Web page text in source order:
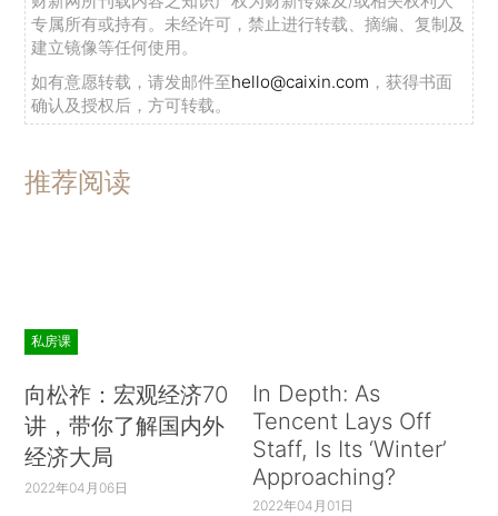
专属所有或持有。未经许可，禁止进行转载、摘编、复制及
建立镜像等任何使用。
如有意愿转载，请发邮件至hello@caixin.com ，获得书面
确认及授权后，方可转载。
推荐阅读
私房课
向松祚：宏观经济70
讲，带你了解国内外
经济大局
2022年04月06日
In Depth: As
Tencent Lays Off
Staff, Is Its ‘Winter’
Approaching?
2022年04月01日